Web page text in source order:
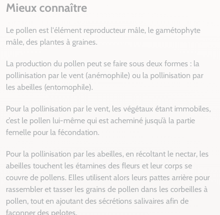
Mieux connaître
Le pollen est l'élément reproducteur mâle, le gamétophyte
mâle, des plantes à graines.
La production du pollen peut se faire sous deux formes : la
pollinisation par le vent (anémophile) ou la pollinisation par
les abeilles (entomophile).
Pour la pollinisation par le vent, les végétaux étant immobiles,
c’est le pollen lui-même qui est acheminé jusqu’à la partie
femelle pour la fécondation.
Pour la pollinisation par les abeilles, en récoltant le nectar, les
abeilles touchent les étamines des fleurs et leur corps se
couvre de pollens. Elles utilisent alors leurs pattes arrière pour
rassembler et tasser les grains de pollen dans les corbeilles à
pollen, tout en ajoutant des sécrétions salivaires afin de
façonner des pelotes.